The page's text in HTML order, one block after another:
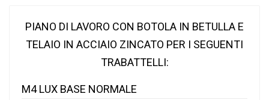
PIANO DI LAVORO CON BOTOLA IN BETULLA E
TELAIO IN ACCIAIO ZINCATO PER I SEGUENTI
TRABATTELLI:
M4 LUX BASE NORMALE